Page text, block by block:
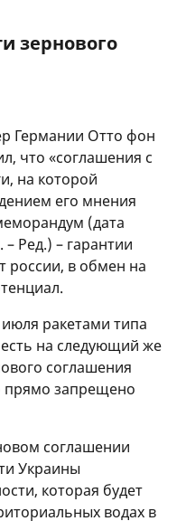
зернового
Германии Отто фон
что «соглашения с
на которой
его мнения
(дата
Ред.) – гарантии
россии, в обмен на
ракетами типа
на следующий же
соглашения
прямо запрещено
соглашении
Украины
которая будет
водах в